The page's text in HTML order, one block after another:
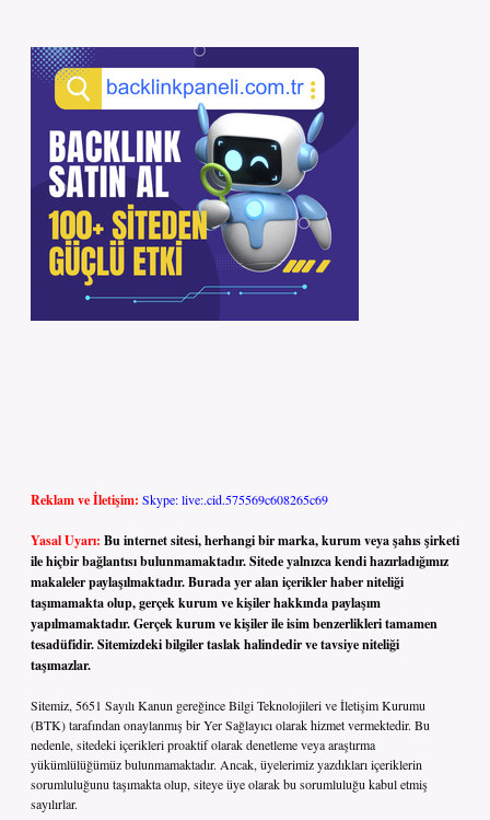
Reklam ve İletişim: Skype: live:.cid.575569c608265c69
Yasal Uyarı: Bu internet sitesi, herhangi bir marka, kurum veya şahıs şirketi
ile hiçbir bağlantısı bulunmamaktadır. Sitede yalnızca kendi hazırladığımız
makaleler paylaşılmaktadır. Burada yer alan içerikler haber niteliği
taşımamakta olup, gerçek kurum ve kişiler hakkında paylaşım
yapılmamaktadır. Gerçek kurum ve kişiler ile isim benzerlikleri tamamen
tesadüfidir. Sitemizdeki bilgiler taslak halindedir ve tavsiye niteliği
taşımazlar.
Sitemiz, 5651 Sayılı Kanun gereğince Bilgi Teknolojileri ve İletişim Kurumu
(BTK) tarafından onaylanmış bir Yer Sağlayıcı olarak hizmet vermektedir. Bu
nedenle, sitedeki içerikleri proaktif olarak denetleme veya araştırma
yükümlülüğümüz bulunmamaktadır. Ancak, üyelerimiz yazdıkları içeriklerin
sorumluluğunu taşımakta olup, siteye üye olarak bu sorumluluğu kabul etmiş
sayılırlar.